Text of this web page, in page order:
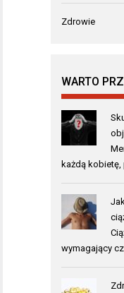
Zdrowie
WARTO
każdą kobietę,
wymagający